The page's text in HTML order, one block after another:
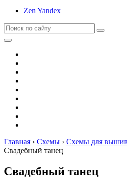
Zen Yandex
Главная › Схемы › Схемы для
Свадебный танец
Свадебный танец